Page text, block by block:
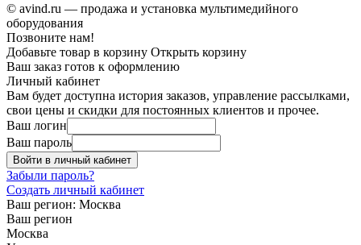
© avind.ru — продажа и установка мультимедийного
оборудования
Позвоните нам!
Добавьте товар в корзину Открыть корзину
Ваш заказ готов к оформлению
Личный кабинет
Вам будет доступна история заказов, управление рассылками,
свои цены и скидки для постоянных клиентов и прочее.
Ваш логин
Ваш пароль
Войти в личный кабинет
Забыли пароль?
Создать личный кабинет
Ваш регион: Москва
Ваш регион
Москва